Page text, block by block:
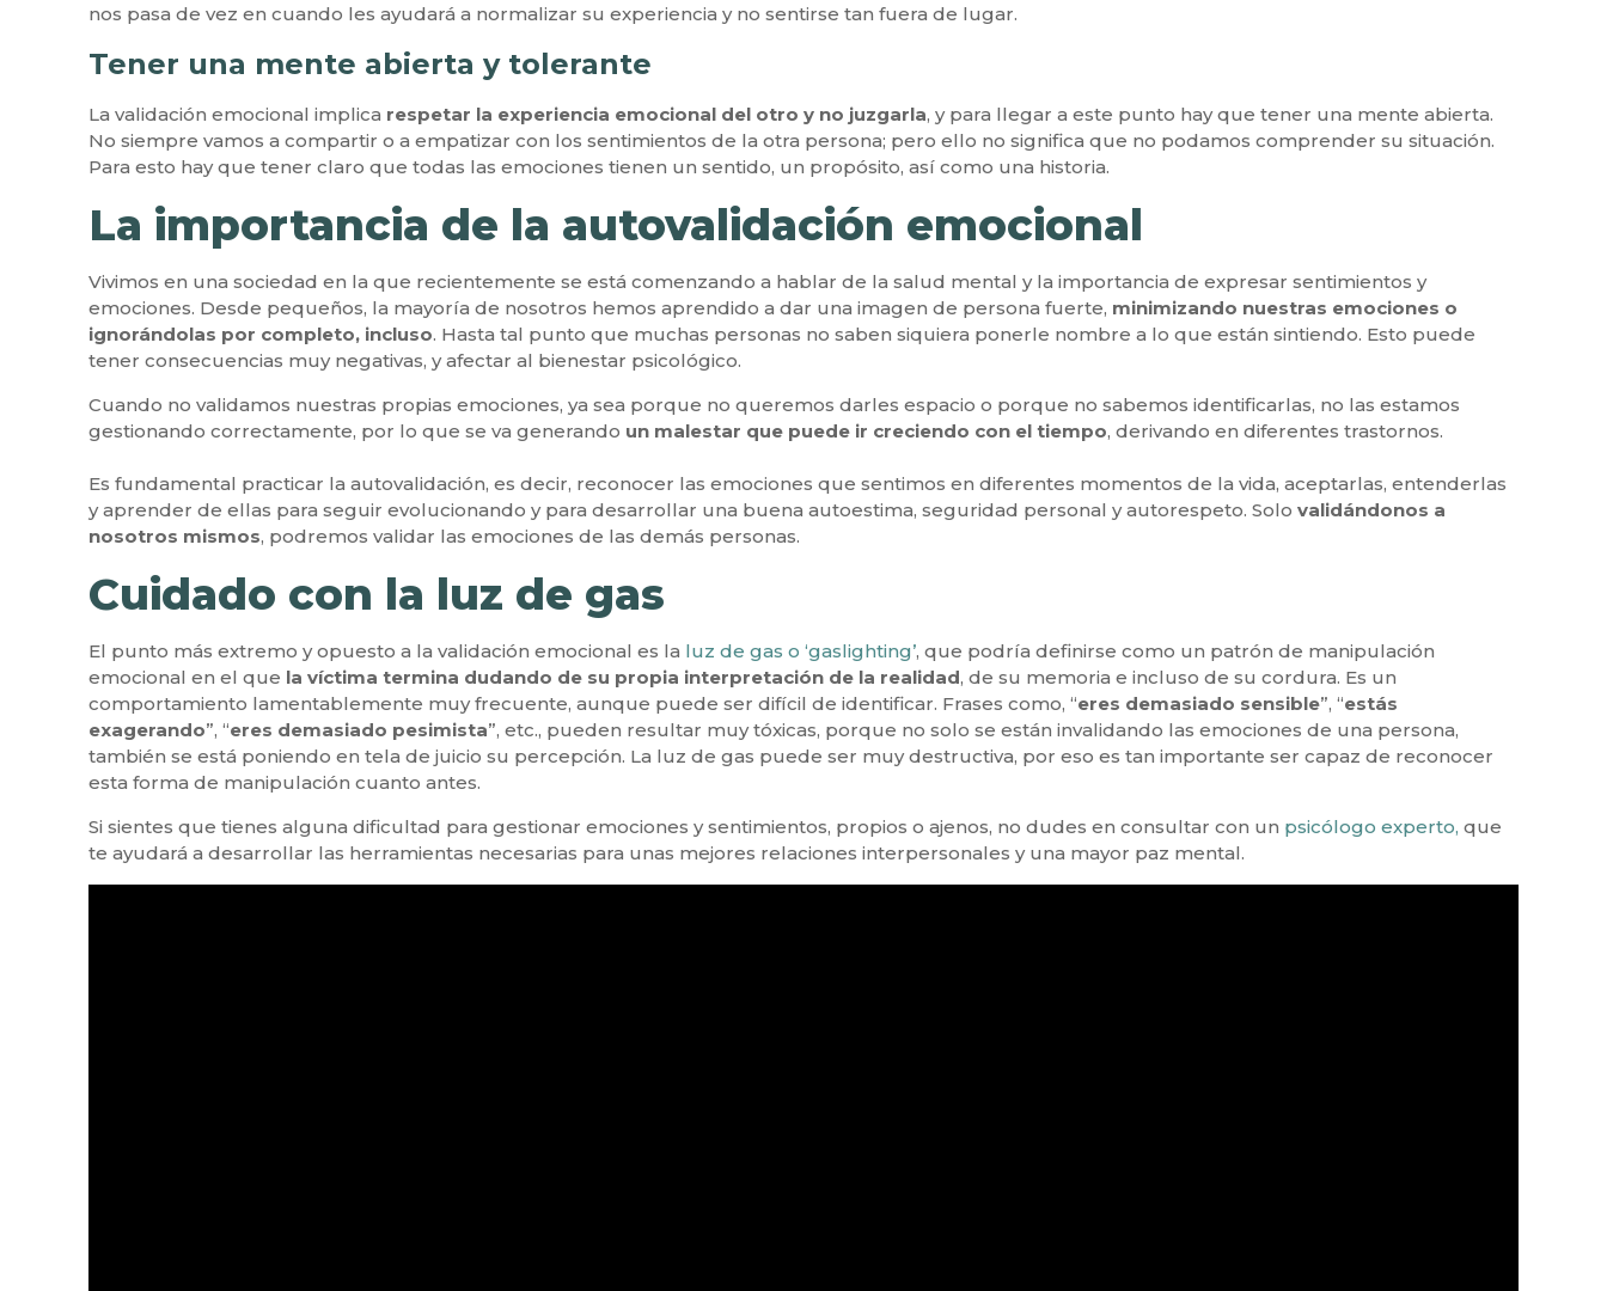
nos pasa de vez en cuando les ayudará a normalizar su experiencia y no sentirse tan fuera de lugar.
Tener una mente abierta y tolerante
La validación emocional implica respetar la experiencia emocional del otro y no juzgarla, y para llegar a este punto hay que tener una mente abierta.
No siempre vamos a compartir o a empatizar con los sentimientos de la otra persona; pero ello no significa que no podamos comprender su situación.
Para esto hay que tener claro que todas las emociones tienen un sentido, un propósito, así como una historia.
La importancia de la autovalidación emocional
Vivimos en una sociedad en la que recientemente se está comenzando a hablar de la salud mental y la importancia de expresar sentimientos y
emociones. Desde pequeños, la mayoría de nosotros hemos aprendido a dar una imagen de persona fuerte, minimizando nuestras emociones o
ignorándolas por completo, incluso. Hasta tal punto que muchas personas no saben siquiera ponerle nombre a lo que están sintiendo. Esto puede
tener consecuencias muy negativas, y afectar al bienestar psicológico.
Cuando no validamos nuestras propias emociones, ya sea porque no queremos darles espacio o porque no sabemos identificarlas, no las estamos
gestionando correctamente, por lo que se va generando un malestar que puede ir creciendo con el tiempo, derivando en diferentes trastornos.
Es fundamental practicar la autovalidación, es decir, reconocer las emociones que sentimos en diferentes momentos de la vida, aceptarlas, entenderlas
y aprender de ellas para seguir evolucionando y para desarrollar una buena autoestima, seguridad personal y autorespeto. Solovalidándonos a
nosotros mismos, podremos validar las emociones de las demás personas.
Cuidado con la luz de gas
El punto más extremo y opuesto a la validación emocional es la luz de gas o ‘gaslighting’, que podría definirse como un patrón de manipulación
emocional en el que la víctima termina dudando de su propia interpretación de la realidad, de su memoria e incluso de su cordura. Es un
comportamiento lamentablemente muy frecuente, aunque puede ser difícil de identificar. Frases como, “eres demasiado sensible”, “estás
exagerando”, “eres demasiado pesimista”, etc., pueden resultar muy tóxicas, porque no solo se están invalidando las emociones de una persona,
también se está poniendo en tela de juicio su percepción. La luz de gas puede ser muy destructiva, por eso es tan importante ser capaz de reconocer
esta forma de manipulación cuanto antes.
Si sientes que tienes alguna dificultad para gestionar emociones y sentimientos, propios o ajenos, no dudes en consultar con un psicólogo experto, que
te ayudará a desarrollar las herramientas necesarias para unas mejores relaciones interpersonales y una mayor paz mental.